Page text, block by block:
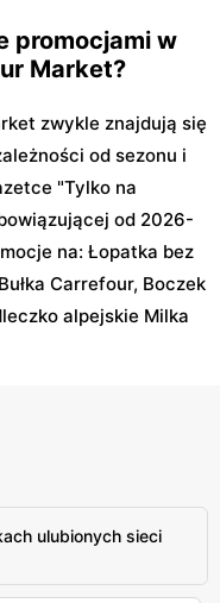
promocjami w
Market?
zwykle znajdują się
od sezonu i
"Tylko na
od 2026-
na: Łopatka bez
Carrefour, Boczek
alpejskie Milka
ulubionych sieci